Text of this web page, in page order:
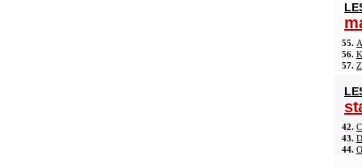
55.
56.
57.
42.
43.
44.